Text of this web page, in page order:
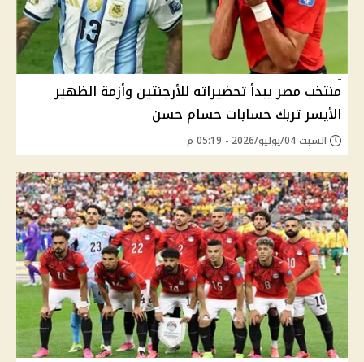
منتخب مصر يبدأ تحضيراته للأرجنتين وأزمة الظهير
الأيسر تربك حسابات حسام حسن
السبت 04/يوليو/2026 - 05:19 م